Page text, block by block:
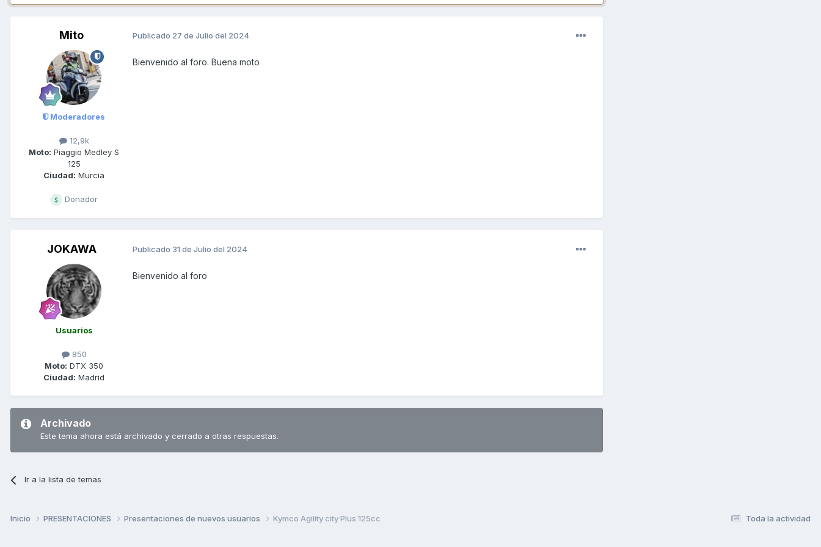
Mito
Moderadores
12,9k
Moto: Piaggio Medley S
125
Ciudad: Murcia
Donador
Publicado 27 de Julio del 2024
Bienvenido al foro. Buena moto
JOKAWA
Usuarios
850
Moto: DTX 350
Ciudad: Madrid
Publicado 31 de Julio del 2024
Bienvenido al foro
Archivado
Este tema ahora está archivado y cerrado a otras respuestas.
Ir a la lista de temas
Toda la actividad
Inicio PRESENTACIONES Presentaciones de nuevos usuarios Kymco Agility city Plus 125cc